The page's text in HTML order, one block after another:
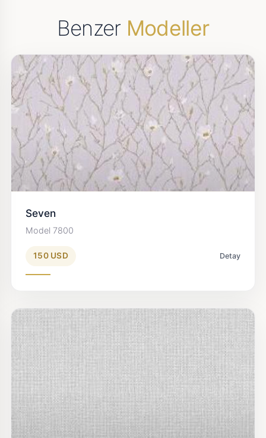
Benzer Modeller
Seven
Model 7800
150 USD Detay